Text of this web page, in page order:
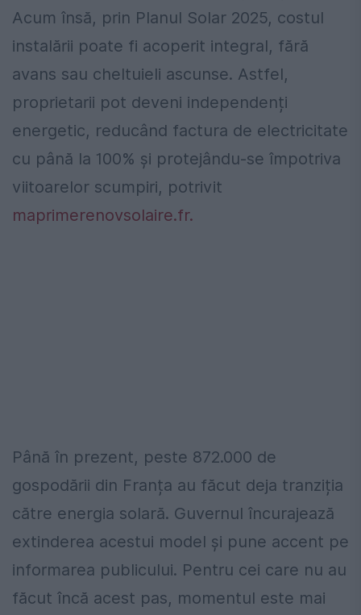
Acum însă, prin Planul Solar 2025, costul
instalării poate fi acoperit integral, fără
avans sau cheltuieli ascunse. Astfel,
proprietarii pot deveni independenți
energetic, reducând factura de electricitate
cu până la 100% și protejându-se împotriva
viitoarelor scumpiri, potrivit
maprimerenovsolaire.fr.
Până în prezent, peste 872.000 de
gospodării din Franța au făcut deja tranziția
către energia solară. Guvernul încurajează
extinderea acestui model și pune accent pe
informarea publicului. Pentru cei care nu au
făcut încă acest pas, momentul este mai